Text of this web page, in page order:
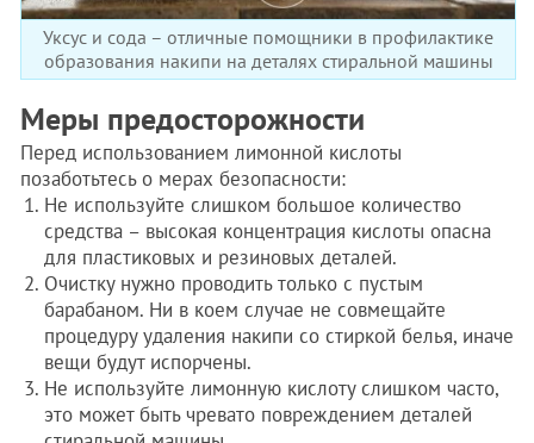
Уксус и сода – отличные помощники в профилактике
образования накипи на деталях стиральной машины
Меры предосторожности
Перед использованием лимонной кислоты
позаботьтесь о мерах безопасности:
Не используйте слишком большое количество
средства – высокая концентрация кислоты опасна
для пластиковых и резиновых деталей.
Очистку нужно проводить только с пустым
барабаном. Ни в коем случае не совмещайте
процедуру удаления накипи со стиркой белья, иначе
вещи будут испорчены.
Не используйте лимонную кислоту слишком часто,
это может быть чревато повреждением деталей